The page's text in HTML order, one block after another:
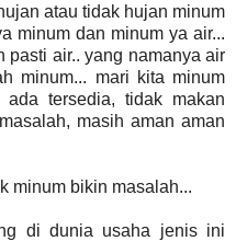
atau tidak hujan minum
minum dan minum ya air...
pasti air.. yang namanya air
minum... mari kita minum
tersedia, tidak makan
masih aman aman
minum bikin masalah...
di dunia usaha jenis ini